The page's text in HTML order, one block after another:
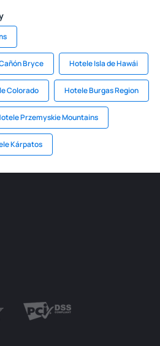
Bryce Hotele Isla de Hawái
Colorado Hotele Burgas Region
Przemyskie Mountains
Kárpatos